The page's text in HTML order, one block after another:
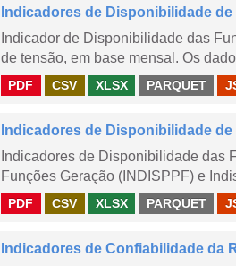
Indicadores de Disponibilidade
Indicador de Disponibilidade das
de tensão, em base mensal. Os
PDF CSV XLSX PARQUET
Indicadores de Disponibilidade
Indicadores de Disponibilidade das
Funções Geração (INDISPPF) e
PDF CSV XLSX PARQUET
Indicadores de Confiabilidade da